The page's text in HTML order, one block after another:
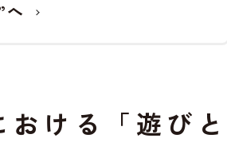
へ
ける「遊びと